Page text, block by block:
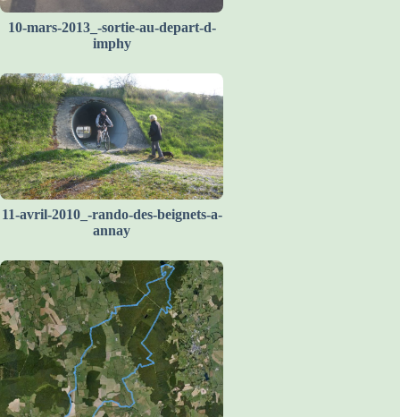
10-mars-2013_-sortie-au-depart-d-
imphy
11-avril-2010_-rando-des-beignets-a-
annay